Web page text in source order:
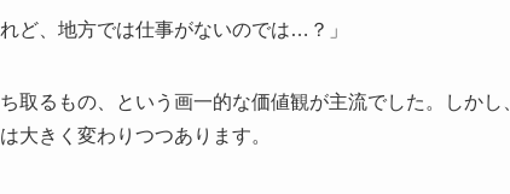
ど、地方では仕事がないのでは…？」
取るもの、という画一的な価値観が主流でした。しか
大きく変わりつつあります。